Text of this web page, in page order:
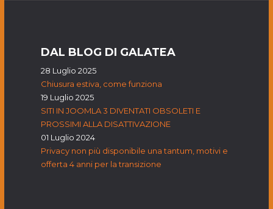
DAL BLOG DI GALATEA
28 Luglio 2025
Chiusura estiva, come funziona
19 Luglio 2025
SITI IN JOOMLA 3 DIVENTATI OBSOLETI E
PROSSIMI ALLA DISATTIVAZIONE
01 Luglio 2024
Privacy non più disponibile una tantum, motivi e
offerta 4 anni per la transizione